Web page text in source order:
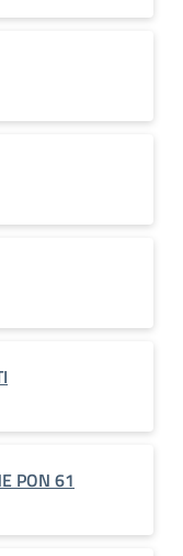
PON 61